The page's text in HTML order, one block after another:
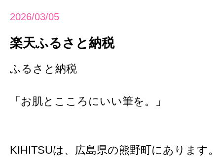
2026/03/05
楽天ふるさと納税
ふるさと納税
「お肌とこころにいい筆を。」
KIHITSUは、広島県の熊野町にあります。